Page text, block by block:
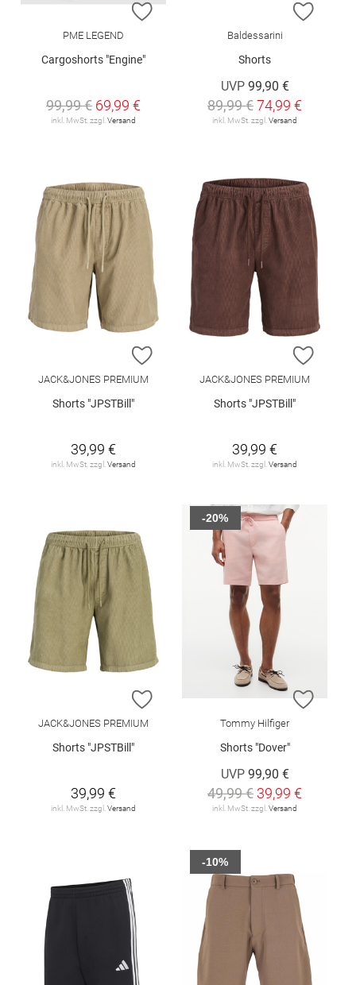
ZUR WUNSCHLISTE HINZUFÜGEN
PME LEGEND
Cargoshorts "Engine"
99,99 € 69,99 €
inkl. MwSt. zzgl.Versand
ZUR
Baldessarini
Shorts
UVP 99,90 €
89,99 €74,99 €
inkl. MwSt. zzgl.Versand
ZUR WUNSCHLISTE HINZUFÜGEN
JACK&JONES PREMIUM
Shorts "JPSTBill"
39,99 €
inkl. MwSt. zzgl. Versand
ZUR
JACK&JONES PREMIUM
Shorts "JPSTBill"
39,99 €
inkl. MwSt. zzgl. Versand
ZUR WUNSCHLISTE HINZUFÜGEN
JACK&JONES PREMIUM
Shorts "JPSTBill"
39,99 €
inkl. MwSt. zzgl. Versand
ZUR
Tommy Hilfiger
Shorts "Dover"
UVP 99,90 €
49,99 € 39,99 €
inkl. MwSt. zzgl. Versand
-20%
-10%